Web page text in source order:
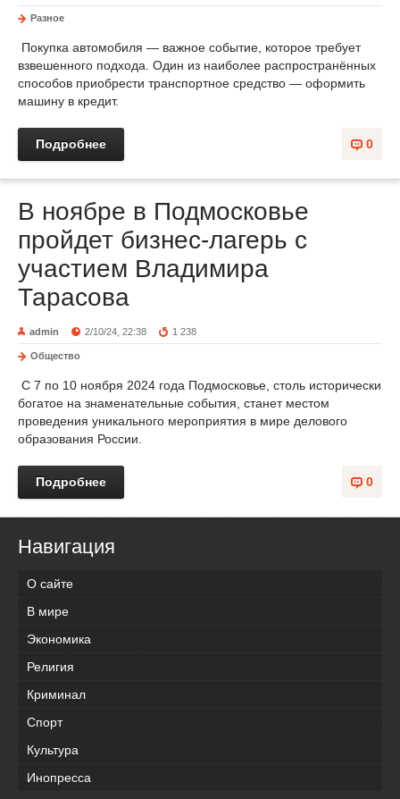
Разное
Покупка автомобиля — важное событие, которое требует
взвешенного подхода. Один из наиболее распространённых
способов приобрести транспортное средство — оформить
машину в кредит.
0
Подробнее
В ноябре в Подмосковье
пройдет бизнес-лагерь с
участием Владимира
Тарасова
admin 2/10/24, 22:38 1 238
Общество
С 7 по 10 ноября 2024 года Подмосковье, столь исторически
богатое на знаменательные события, станет местом
проведения уникального мероприятия в мире делового
образования России.
0
Подробнее
Навигация
О сайте
В мире
Экономика
Религия
Криминал
Спорт
Культура
Инопресса